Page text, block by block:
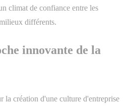
climat de confiance entre les
différents.
innovante de la
la création d'une culture d'entreprise